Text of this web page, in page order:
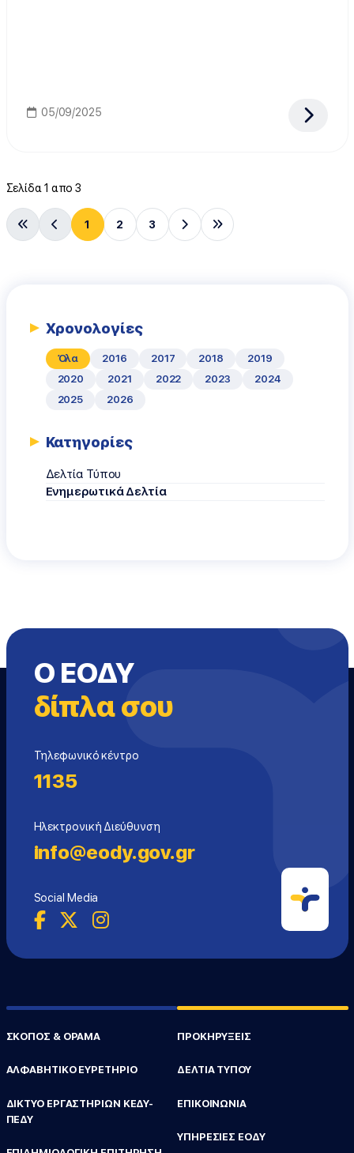
05/09/2025
Σελίδα 1 απο 3
1 2 3
Χρονολογίες
Όλα 2016 2017 2018
2019
2020
2021 2022 2023
2024
2025
2026
Κατηγορίες
Δελτία Τύπου
Ενημερωτικά Δελτία
Ο ΕΟΔΥ
δίπλα σου
Τηλεφωνικό κέντρο
1135
Ηλεκτρονική Διεύθυνση
info@eody.gov.gr
Social Media
ΣΚΟΠΟΣ & ΟΡΑΜΑ
ΑΛΦΑΒΗΤΙΚΟ ΕΥΡΕΤΗΡΙΟ
ΔΙΚΤΥΟ ΕΡΓΑΣΤΗΡΙΩΝ ΚΕΔΥ-
ΠΕΔΥ
ΠΡΟΚΗΡΥΞΕΙΣ
ΔΕΛΤΙΑ ΤΥΠΟΥ
ΕΠΙΚΟΙΝΩΝΙΑ
ΥΠΗΡΕΣΙΕΣ ΕΟΔΥ